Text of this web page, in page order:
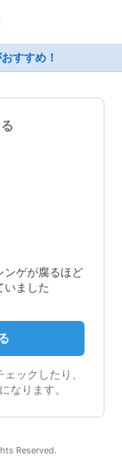
すすめ！
ンゲが腐るほど
いました
ックしたり、
なります。
Reserved.